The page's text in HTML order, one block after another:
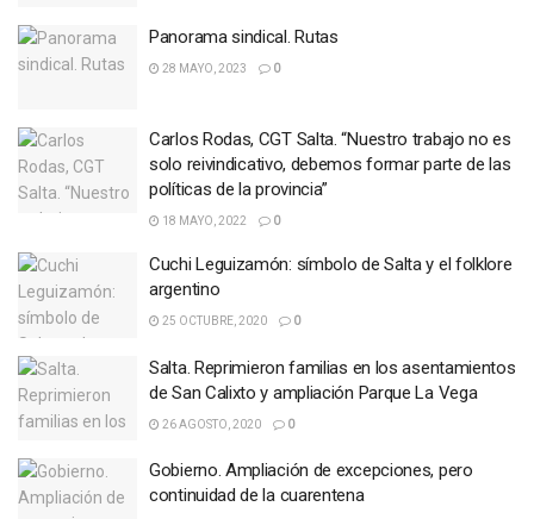
Panorama sindical. Rutas
28 MAYO, 2023 0
Carlos Rodas, CGT Salta. “Nuestro trabajo no es
solo reivindicativo, debemos formar parte de las
políticas de la provincia”
18 MAYO, 2022 0
Cuchi Leguizamón: símbolo de Salta y el folklore
argentino
25 OCTUBRE, 2020 0
Salta. Reprimieron familias en los asentamientos
de San Calixto y ampliación Parque La Vega
26 AGOSTO, 2020 0
Gobierno. Ampliación de excepciones, pero
continuidad de la cuarentena